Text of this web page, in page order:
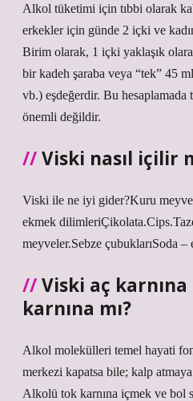
Alkol tüketimi için tıbbi olarak
erkekler için günde 2 içki ve
Birim olarak, 1 içki yaklaşık
bir kadeh şaraba veya “tek” 45
vb.) eşdeğerdir. Bu
önemli değildir.
Viski nasıl içilir
Viski ile ne iyi gider?Kuru
ekmek
meyveler.Sebze çubuklarıSoda
Viski aç
karnına mı?
Alkol molekülleri temel hayati
merkezi kapatsa bile; kalp
Alkolü tok karnına içmek ve bol